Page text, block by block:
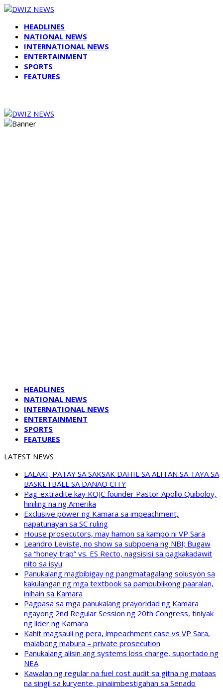
HEADLINES
NATIONAL NEWS
INTERNATIONAL NEWS
ENTERTAINMENT
SPORTS
FEATURES
HEADLINES
NATIONAL NEWS
INTERNATIONAL NEWS
ENTERTAINMENT
SPORTS
FEATURES
LATEST NEWS
LALAKI, PATAY SA SAKSAK DAHIL SA ALITAN SA TAYA SA
BASKETBALL SA DANAO CITY
Pag-extradite kay KOJC founder Pastor Apollo Quiboloy,
hiniling na ng Amerika
Exclusive power ng Kamara sa impeachment,
napatunayan sa SC ruling
House prosecutors, may hamon sa kampo ni VP Sara
Leandro Leviste, no show sa subpoena ng NBI; Bugaw
sa “honey trap” vs. ES Recto, nagsisisi sa pagkakadawit
nito sa isyu
Panukalang magbibigay ng pangmatagalang solusyon sa
kakulangan ng mga textbook sa pampublikong paaralan,
inihain sa Kamara
Pagpasa sa mga panukalang prayoridad ng Kamara
ngayong 2nd Regular Session ng 20th Congress, tiniyak
ng lider ng Kamara
Kahit magsauli ng pera, impeachment case vs VP Sara,
malabong mabura – private prosecution
Panukalang alisin ang systems loss charge, suportado ng
NEA
Kawalan ng regular na fuel cost audit sa gitna ng mataas
na singil sa kuryente, pinaiimbestigahan sa Senado